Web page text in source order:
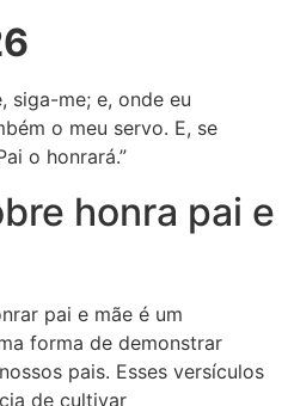
siga-me; e, onde eu
o meu servo. E, se
o honrará.”
honra pai e
pai e mãe é um
forma de demonstrar
pais. Esses versículos
de cultivar